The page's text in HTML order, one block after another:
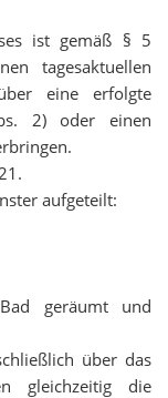
ist gemäß § 5
tagesaktuellen
eine erfolgte
2) oder einen
aufgeteilt:
geräumt und
über das
gleichzeitig die